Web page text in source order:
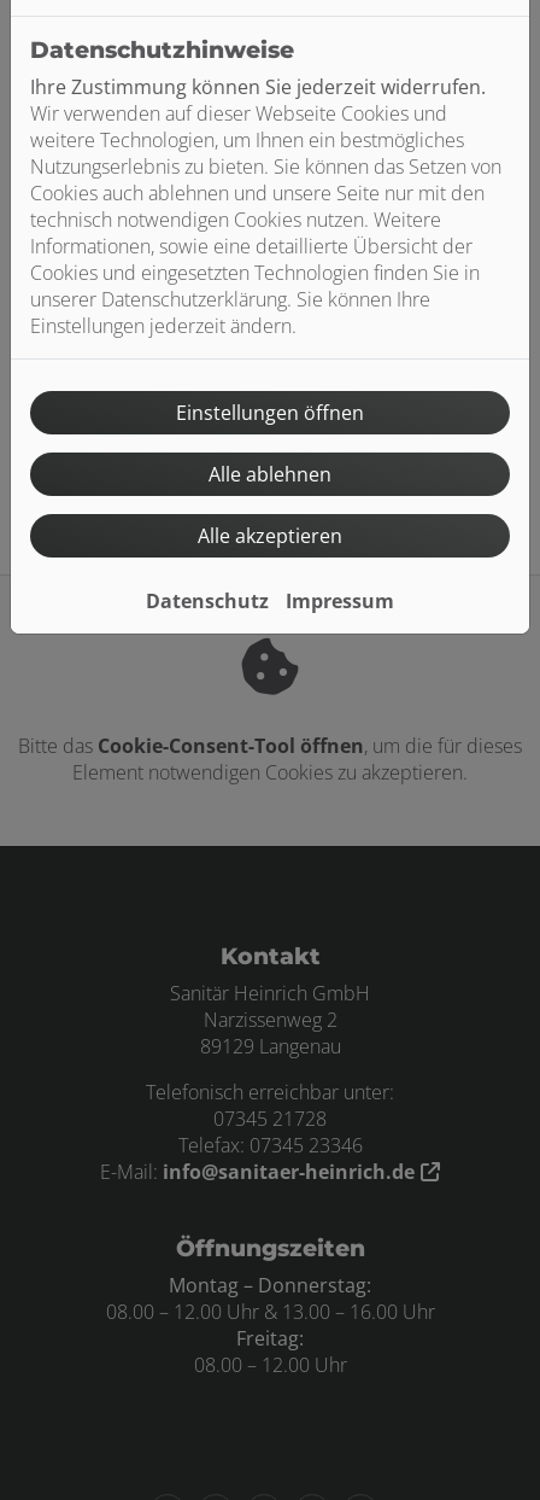
Bitte das Cookie-Consent-Tool öffnen, um die für dieses
Element notwendigen Cookies zu akzeptieren.
Kontakt
Sanitär Heinrich GmbH
Narzissenweg 2
89129 Langenau
Telefonisch erreichbar unter:
07345 21728
Telefax: 07345 23346
E-Mail: info@sanitaer-heinrich.de
Öffnungszeiten
Montag – Donnerstag:
08.00 – 12.00 Uhr & 13.00 – 16.00 Uhr
Freitag:
08.00 – 12.00 Uhr
Datenschutzhinweise
Ihre Zustimmung können Sie jederzeit widerrufen.
Wir verwenden auf dieser Webseite Cookies und
weitere Technologien, um Ihnen ein bestmögliches
Nutzungserlebnis zu bieten. Sie können das Setzen von
Cookies auch ablehnen und unsere Seite nur mit den
technisch notwendigen Cookies nutzen. Weitere
Informationen, sowie eine detaillierte Übersicht der
Cookies und eingesetzten Technologien finden Sie in
unserer Datenschutzerklärung. Sie können Ihre
Einstellungen jederzeit ändern.
Einstellungen öffnen
Alle ablehnen
Alle akzeptieren
Datenschutz Impressum